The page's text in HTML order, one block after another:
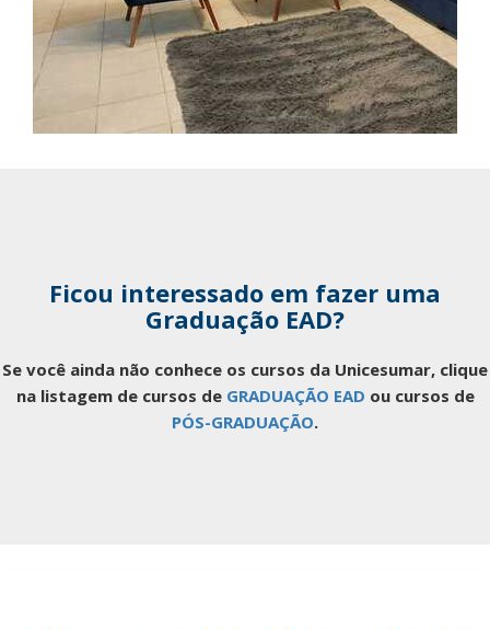
Ficou interessado em fazer uma
Graduação EAD?
Se você ainda não conhece os cursos da Unicesumar, clique
na listagem de cursos de GRADUAÇÃO EAD ou cursos de
PÓS-GRADUAÇÃO.